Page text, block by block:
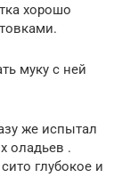
хорошо
муку с ней
же испытал
оладьев .
глубокое и